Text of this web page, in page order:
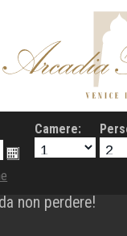
Camere:
non perdere!